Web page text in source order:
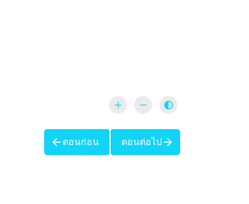
ตอนก่อน ตอนต่อไป